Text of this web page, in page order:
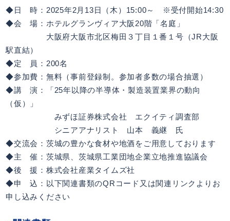
◆日 時：2025年2月13日（木）15:00～ ※受付開始14:30
◆会 場：ホテルグランヴィア大阪20階「名庭」
大阪府大阪市北区梅田３丁目１番１号（JR大阪
駅直結）
◆定 員：200名
◆参加費：無料（事前登録制。参加者多数の場合抽選）
◆講 演：「25年以降の半導体・製造装置業界の動向
（仮）」
みずほ証券株式会社 エクイティ調査部
シニアアナリスト 山本 義継 氏
◆交流会：茨城の豊かな食材や地酒をご用意しております
◆主 催：茨城県、茨城県工業団地企業立地推進協議会
◆後 援：株式会社産業タイムズ社
◆申 込：以下関連書類のQRコード又は関連リンクよりお
申し込みください